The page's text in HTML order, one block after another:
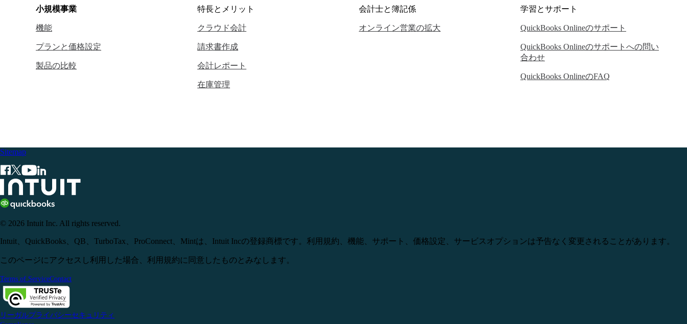
小規模事業
機能
プランと価格設定
製品の比較
特長とメリット
クラウド会計
請求書作成
会計レポート
在庫管理
会計士と簿記係
オンライン営業の拡大
学習とサポート
QuickBooks Onlineのサポート
QuickBooks Onlineのサポートへの問い
合わせ
QuickBooks OnlineのFAQ
Sitemap
© 2026 Intuit Inc. All rights reserved.
Intuit、QuickBooks、QB、TurboTax、ProConnect、Mintは、Intuit Incの登録商標です。利用規約、機能、サポート、価格設定、サービスオプションは予告なく変更されることがあります。
このページにアクセスし利用した場合、利用規約に同意したものとみなします。
Terms of ServiceContact
リーガルプライバシーセキュリティ